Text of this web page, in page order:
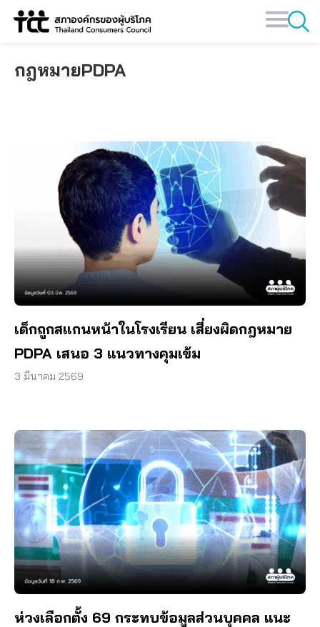
Skip
กฎหมายPDPA
เด็กถูกสแกนหน้าในโรงเรียน เสี่ยงผิดกฎหมาย
PDPA เสนอ 3 แนวทางคุมเข้ม
3 มีนาคม 2569
ห่วงเลือกตั้ง 69 กระทบข้อมูลส่วนบุคคล แนะ